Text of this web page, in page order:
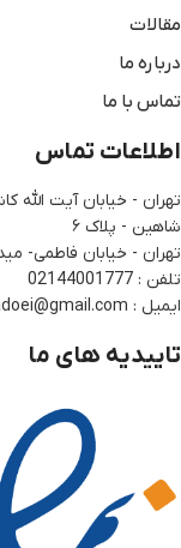
مقالات
درباره ما
تماس با ما
اطلاعات تماس
تهران - خیابان آیت الله
شاهین - پلاک ۶
تهران - خیابان فاطمی-
تلفن : 02144001777
ایمیل : talakadoei@gmail.com
تاییدیه های ما